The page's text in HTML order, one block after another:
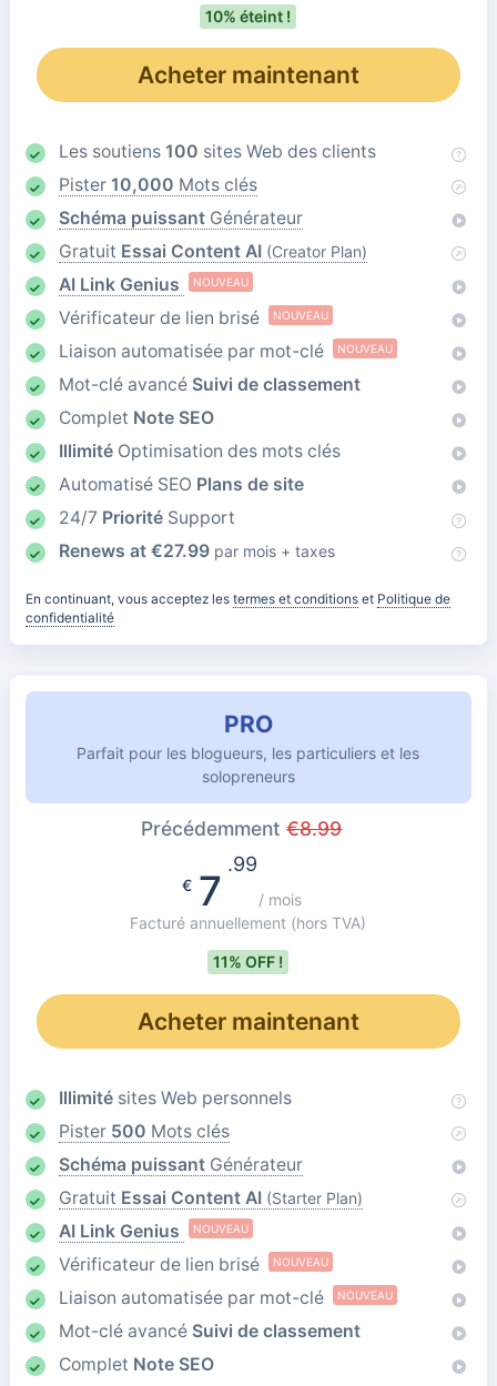
10% éteint !
Acheter maintenant
Les soutiens 100 sites Web des clients
Pister 10,000 Mots clés
Schéma puissantGénérateur
Gratuit Essai Content AI (Creator Plan)
AI Link Genius NOUVEAU
Vérificateur de lien brisé NOUVEAU
Liaison automatisée par mot-clé NOUVEAU
Mot-clé avancé Suivi de classement
Complet Note SEO
IllimitéOptimisation des mots clés
Automatisé SEO Plans de site
24/7 PrioritéSupport
Renews at €27.99 par mois + taxes
En continuant, vous acceptez les termes et conditionset Politique de
confidentialité
PRO
Parfait pour les blogueurs, les particuliers et les
solopreneurs
Précédemment€8.99
€7
.99
/ mois
Facturé annuellement (hors TVA)
11% OFF !
Acheter maintenant
Illimitésites Web personnels
Pister 500 Mots clés
Schéma puissantGénérateur
Gratuit Essai Content AI (Starter Plan)
AI Link Genius NOUVEAU
Vérificateur de lien brisé NOUVEAU
Liaison automatisée par mot-clé NOUVEAU
Mot-clé avancé Suivi de classement
Complet Note SEO